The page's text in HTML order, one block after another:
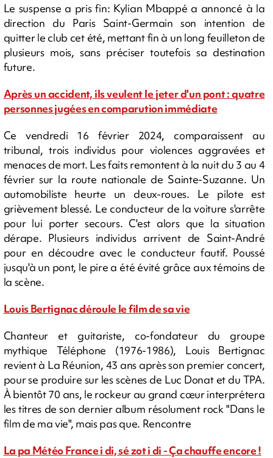
Le suspense a pris fin: Kylian Mbappé a annoncé à la
direction du Paris Saint-Germain son intention de
quitter le club cet été, mettant fin à un long feuilleton de
plusieurs mois, sans préciser toutefois sa destination
future.
Après un accident, ils veulent le jeter d'un pont : quatre
personnes jugées en comparution immédiate
Ce vendredi 16 février 2024, comparaissent au
tribunal, trois individus pour violences aggravées et
menaces de mort. Les faits remontent à la nuit du 3 au 4
février sur la route nationale de Sainte-Suzanne. Un
automobiliste heurte un deux-roues. Le pilote est
grièvement blessé. Le conducteur de la voiture s'arrête
pour lui porter secours. C'est alors que la situation
dérape. Plusieurs individus arrivent de Saint-André
pour en découdre avec le conducteur fautif. Poussé
jusqu'à un pont, le pire a été évité grâce aux témoins de
la scène.
Louis Bertignac déroule le film de sa vie
Chanteur et guitariste, co-fondateur du groupe
mythique Téléphone (1976-1986), Louis Bertignac
revient à La Réunion, 43 ans après son premier concert,
pour se produire sur les scènes de Luc Donat et du TPA.
À bientôt 70 ans, le rockeur au grand cœur interprétera
les titres de son dernier album résolument rock "Dans le
film de ma vie", mais pas que. Rencontre
La pa Météo France i di, sé zot i di - Ça chauffe encore !